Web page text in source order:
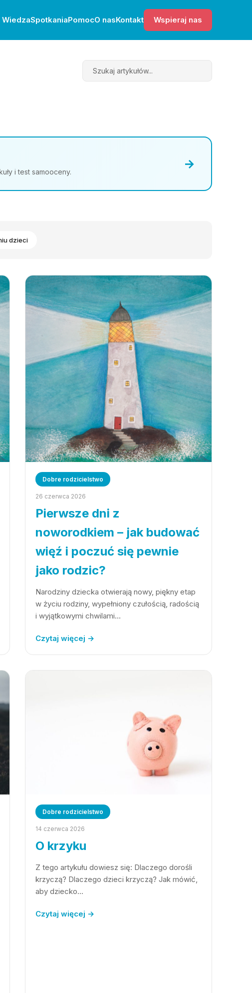
WiedzaSpotkaniaPomocO nasKontakt Wspieraj nas
Search
i test samooceny.
→
dzieci
Dobre rodzicielstwo
26 czerwca 2026
Pierwsze dni z
noworodkiem – jak budować
więź i poczuć się pewnie
jako rodzic?
Narodziny dziecka otwierają nowy, piękny etap
w życiu rodziny, wypełniony czułością, radością
i wyjątkowymi chwilami…
Czytaj więcej →
Dobre rodzicielstwo
14 czerwca 2026
O krzyku
Z tego artykułu dowiesz się: Dlaczego dorośli
krzyczą? Dlaczego dzieci krzyczą? Jak mówić,
aby dziecko…
Czytaj więcej →